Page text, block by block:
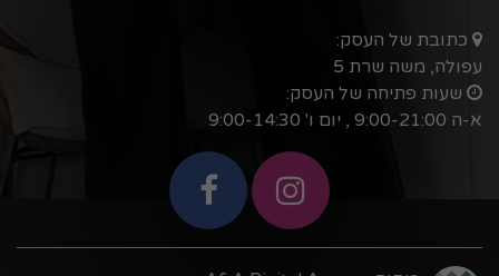
כתובת של העסק:
עפולה, משה שרת 5
שעות פתיחה של העסק:
א-ה 9:00-21:00 , יום ו' 9:00-14:30